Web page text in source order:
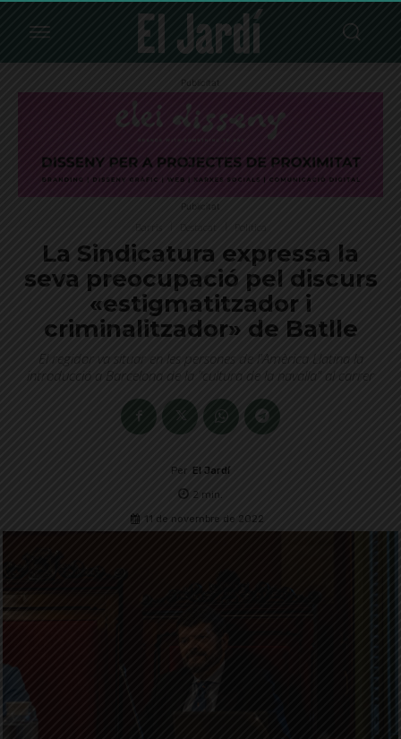
Publicitat
Publicitat
La Sindicatura expressa la
seva preocupació pel discurs
«estigmatitzador i
criminalitzador» de Batlle
El regidor va situar en les persones de l'Amèrica Llatina la
introducció a Barcelona de la "cultura de la navalla" al carrer
Per El Jardí
2 min.
11 de novembre de 2022